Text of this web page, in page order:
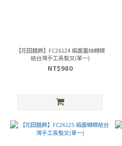
【花田囍飾】FC26124 緞面蕾絲蝴蝶
結台灣手工長髮叉(單一)
NT$980